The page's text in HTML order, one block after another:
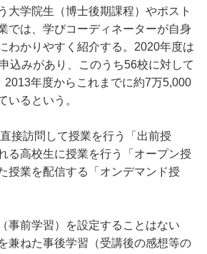
大学院生（博士後期課程）やポスト
では、学びコーディネーターが自身
わかりやすく紹介する。2020年度は
込みがあり、このうち56校に対して
2013年度からこれまでに約7万5,000
いるという。
接訪問して授業を行う「出前授
る高校生に授業を行う「オープン授
授業を配信する「オンデマンド授
事前学習）を設定することはない
兼ねた事後学習（受講後の感想等の